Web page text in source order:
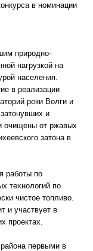
в номинации
природно-
нагрузкой на
населения.
в реализации
реки Волги и
и
очищены от ржавых
затона в
работы по
технологий по
чистое топливо.
и участвует в
проектах.
первыми в